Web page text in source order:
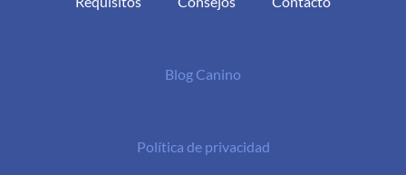
Blog Canino
Política de privacidad